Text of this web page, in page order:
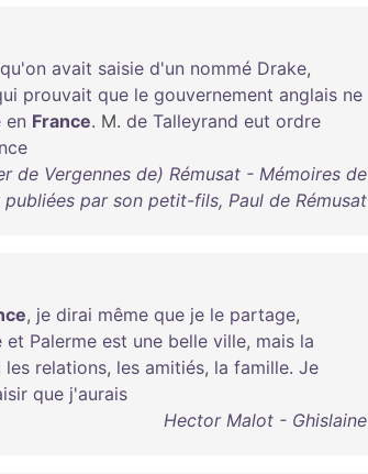
qu'on avait saisie d'un nommé Drake,
prouvait que le gouvernement anglais ne
en France. M. de Talleyrand eut ordre
de Vergennes de) Rémusat - Mémoires de
par son petit-fils, Paul de Rémusat
, je dirai même que je le partage,
et Palerme est une belle ville, mais la
les relations, les amitiés, la famille. Je
que j'aurais
Hector Malot - Ghislaine